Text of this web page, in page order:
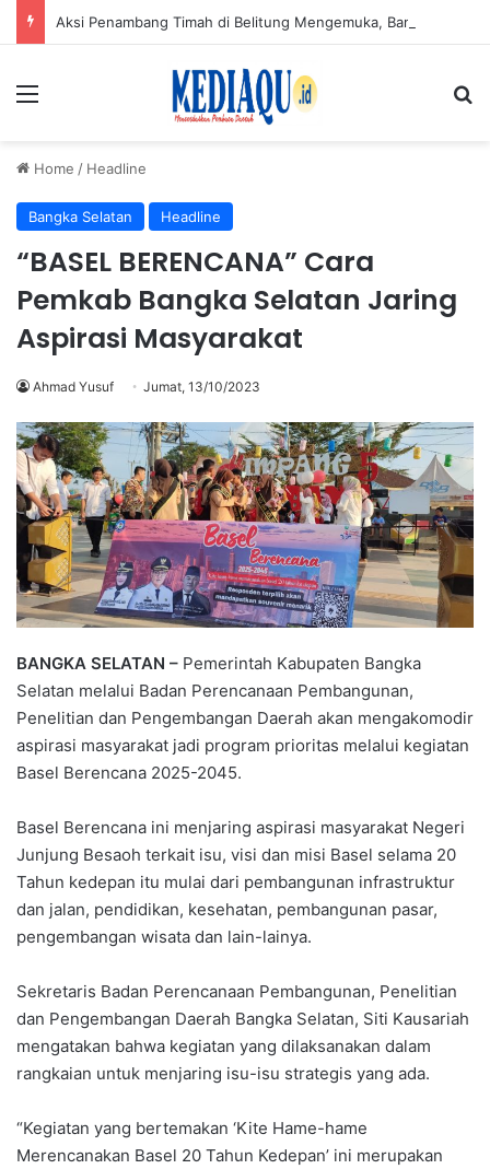
Menu
Home / Headline
Bangka Selatan Headline
“BASEL BERENCANA” Cara
Pemkab Bangka Selatan Jaring
Aspirasi Masyarakat
Ahmad Yusuf Jumat, 13/10/2023
BANGKA SELATAN – Pemerintah Kabupaten Bangka
Selatan melalui Badan Perencanaan Pembangunan,
Penelitian dan Pengembangan Daerah akan mengakomodir
aspirasi masyarakat jadi program prioritas melalui kegiatan
Basel Berencana 2025-2045.
Basel Berencana ini menjaring aspirasi masyarakat Negeri
Junjung Besaoh terkait isu, visi dan misi Basel selama 20
Tahun kedepan itu mulai dari pembangunan infrastruktur
dan jalan, pendidikan, kesehatan, pembangunan pasar,
pengembangan wisata dan lain-lainya.
Sekretaris Badan Perencanaan Pembangunan, Penelitian
dan Pengembangan Daerah Bangka Selatan, Siti Kausariah
mengatakan bahwa kegiatan yang dilaksanakan dalam
rangkaian untuk menjaring isu-isu strategis yang ada.
“Kegiatan yang bertemakan ‘Kite Hame-hame
Merencanakan Basel 20 Tahun Kedepan’ ini merupakan